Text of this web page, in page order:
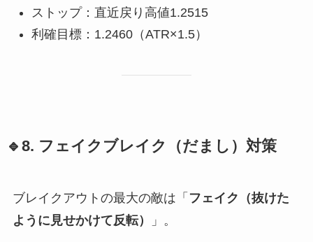
ストップ：直近戻り高値1.2515
利確目標：1.2460（ATR×1.5）
🔹8. フェイクブレイク（だまし）対策
ブレイクアウトの最大の敵は「 フェイク（抜けた
ように見せかけて反転）
」。